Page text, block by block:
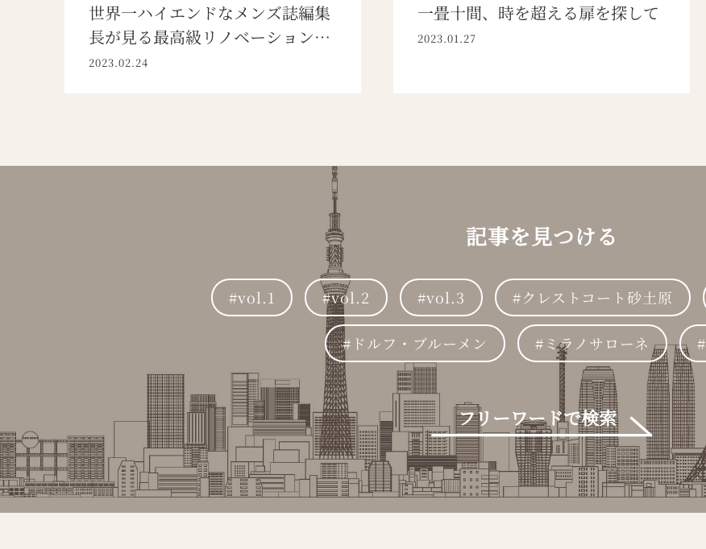
世界一ハイエンドなメンズ誌編集
長が見る最高級リノベーションの
真価
2023.02.24
一畳十間、時を超える扉を探して
2023.01.27
記事を見つける
vol.1 vol.2 vol.3 クレストコート砂土原
ドルフ・ブルーメン ミラノサローネ
フリーワードで検索